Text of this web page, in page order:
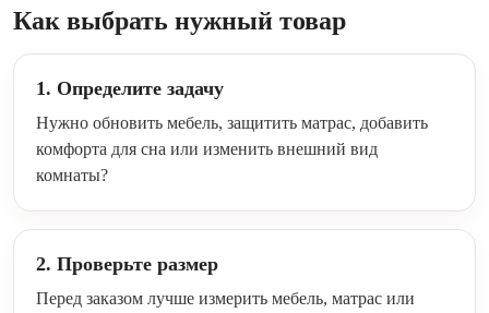
Как выбрать нужный товар
1. Определите задачу
Нужно обновить мебель, защитить матрас, добавить
комфорта для сна или изменить внешний вид
комнаты?
2. Проверьте размер
Перед заказом лучше измерить мебель, матрас или